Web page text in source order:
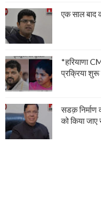
एक साल बाद
*हरियाणा
प्रक्रिया शुरू
सडक़ निर्माण
को किया